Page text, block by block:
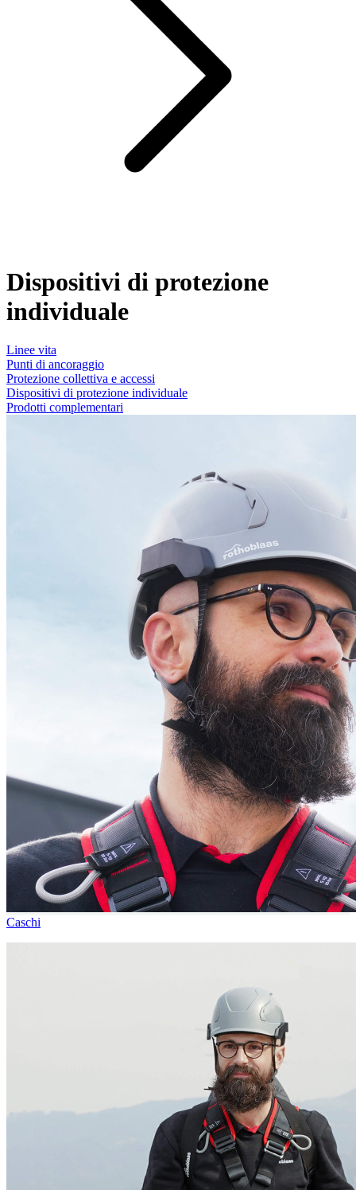
Dispositivi di protezione
individuale
Linee vita
Punti di ancoraggio
Protezione collettiva e accessi
Dispositivi di protezione individuale
Prodotti complementari
Caschi